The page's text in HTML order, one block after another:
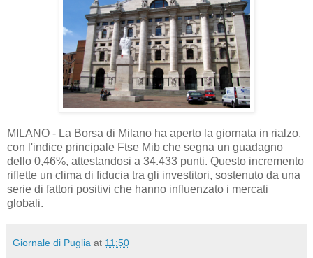
MILANO - La Borsa di Milano ha aperto la giornata in rialzo,
con l'indice principale Ftse Mib che segna un guadagno
dello 0,46%, attestandosi a 34.433 punti. Questo incremento
riflette un clima di fiducia tra gli investitori, sostenuto da una
serie di fattori positivi che hanno influenzato i mercati
globali.
Giornale di Puglia at 11:50